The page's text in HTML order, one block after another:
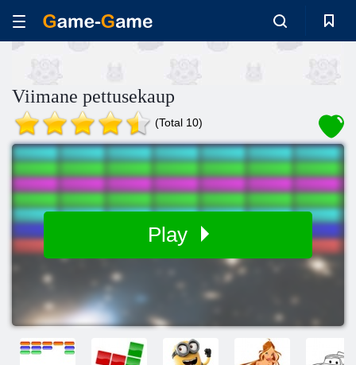
Viimane pettusekaup
(Total 10)
Play